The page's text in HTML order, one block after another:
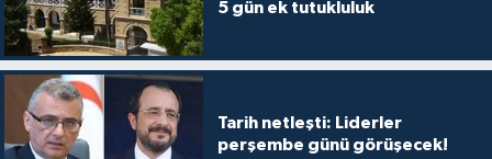
5 gün ek tutukluluk
Tarih netleşti: Liderler
perşembe günü görüşecek!